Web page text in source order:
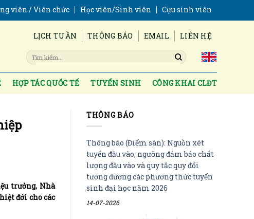
viên / Viên chức Học viên/Sinh viên Cựu sinh viên
LỊCH TUẦN THÔNG BÁO EMAIL LIÊN HỆ
HỢP TÁC QUỐC TẾ TUYỂN SINH CÔNG KHAI CLĐT
trưởng, Nhà
đới cho các
THÔNG BÁO
Thông báo (Điểm sàn): Nguồn xét
tuyển đầu vào, ngưỡng đảm bảo chất
lượng đầu vào và quy tắc quy đổi
tương đương các phương thức tuyển
sinh đại học năm 2026
14-07-2026